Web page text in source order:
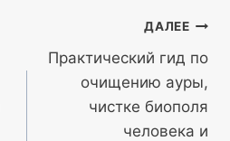
ДАЛЕЕ
Практический гид по
очищению ауры,
чистке биополя
человека и